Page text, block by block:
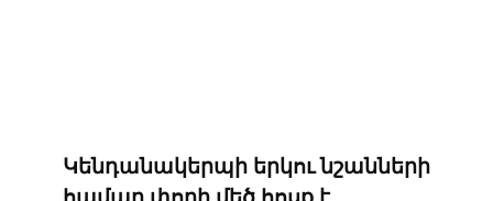
Կենդանակերպի երկու նշանների